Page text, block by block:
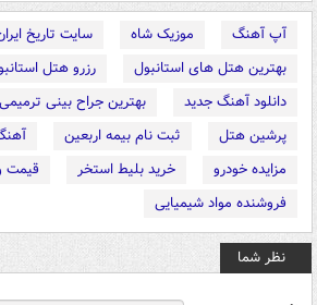
آپ آهنگ موزیک شاه
سایت تاریخ
بهترین هتل های استانبول
رزرو هتل
دانلود آهنگ جدید
بهترین جراح بینی ترمیمی
پرشین هتل
ثبت نام بیمه اربعین
مزایده خودرو
خرید بلیط استخر
قیمت
فروشنده مواد شیمیایی
نظر شما